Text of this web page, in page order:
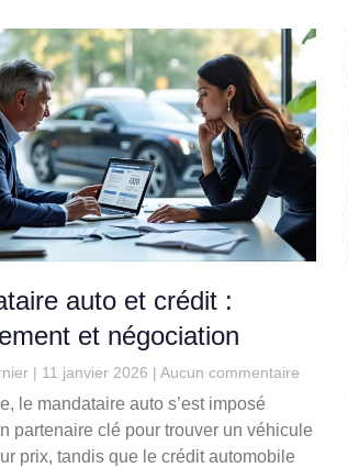
auto et crédit :
et négociation
11 janvier 2026 Aucun commentaire
le mandataire auto s’est imposé
partenaire clé pour trouver un véhicule
prix, tandis que le crédit automobile